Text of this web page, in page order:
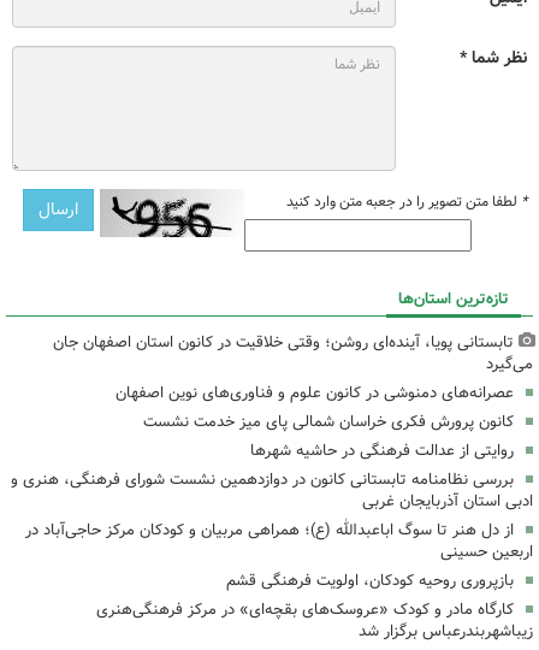
نظر شما *
* لطفا متن تصویر را در جعبه متن وارد کنید
تازه‌ترین استان‌ها
تابستانی پویا، آینده‌ای روشن؛ وقتی خلاقیت در کانون استان اصفهان جان
می‌گیرد
عصرانه‌های دمنوشی در کانون علوم و فناوری‌های نوین اصفهان
کانون پرورش فکری خراسان شمالی پای میز خدمت نشست
روایتی از عدالت فرهنگی در حاشیه شهرها
بررسی نظامنامه تابستانی کانون در دوازدهمین نشست شورای فرهنگی، هنری و
ادبی استان آذربایجان غربی
از دل هنر تا سوگ اباعبدالله (ع)؛ همراهی مربیان و کودکان مرکز حاجی‌آباد در
اربعین حسینی
بازپروری روحیه کودکان، اولویت فرهنگی قشم
کارگاه مادر و کودک «عروسک‌های بقچه‌ای» در مرکز فرهنگی‌هنری
زیباشهربندرعباس برگزار شد